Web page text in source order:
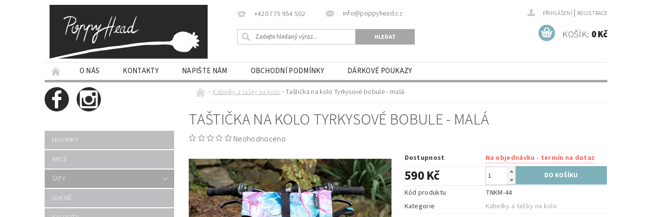
+420 775 954 502 info@poppyhead.cz PŘIHLÁŠENÍ | REGISTRACE
KOŠÍK: 0 Kč
O NÁS KONTAKTY NAPIŠTE NÁM OBCHODNÍ PODMÍNKY DÁRKOVÉ POUKAZY
NOVINKY
AKCE
ŠATY
SUKNĚ
Kabelky a tašky na kolo Taštička na kolo Tyrkysové bobule - malá
TAŠTIČKA NA KOLO TYRKYSOVÉ BOBULE - MALÁ
Neohodnoceno
Dostupnost Na objednávku - termín na dotaz
590 Kč
Kód produktu
TNKM-44
Kategorie
Kabelky a tašky na kolo